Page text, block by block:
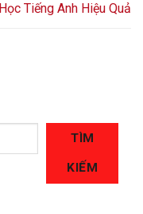
Học Tiếng Anh Hiệu Quả
TÌM
KIẾM